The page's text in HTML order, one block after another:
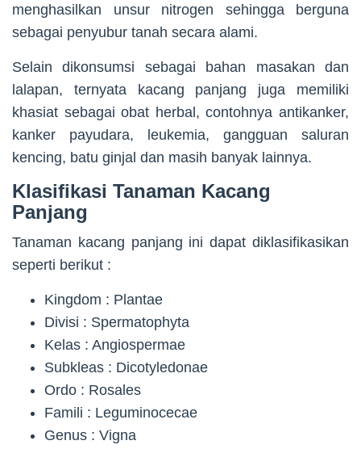
menghasilkan unsur nitrogen sehingga berguna
sebagai penyubur tanah secara alami.
Selain dikonsumsi sebagai bahan masakan dan
lalapan, ternyata kacang panjang juga memiliki
khasiat sebagai obat herbal, contohnya antikanker,
kanker payudara, leukemia, gangguan saluran
kencing, batu ginjal dan masih banyak lainnya.
Klasifikasi Tanaman Kacang
Panjang
Tanaman kacang panjang ini dapat diklasifikasikan
seperti berikut :
Kingdom : Plantae
Divisi : Spermatophyta
Kelas : Angiospermae
Subkleas : Dicotyledonae
Ordo : Rosales
Famili : Leguminocecae
Genus : Vigna